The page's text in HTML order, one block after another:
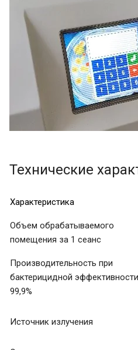
Технические
Характеристика
Объем обрабатываемого
помещения за 1 сеанс
Производительность при
бактерицидной эффективности
99,9%
Источник излучения